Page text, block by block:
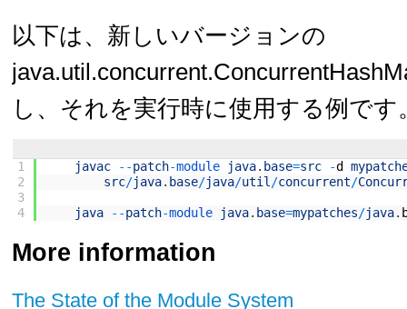
以下は、新しいバージョンの
し、それを実行時に使用する例です
1
2
3
4
javac --patch-module java. base=src -d
src/java. base/java/util /concurrent/
java --patch-module java. base=mypatches/java.
More information
The State of the Module System